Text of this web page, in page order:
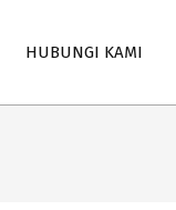
HUBUNGI KAMI